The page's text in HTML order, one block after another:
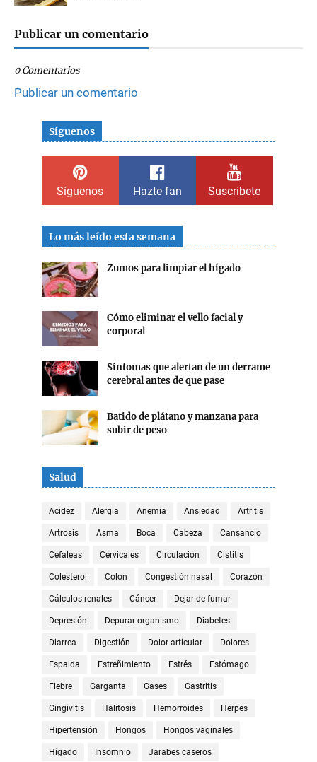
Publicar un comentario
0 Comentarios
Publicar un comentario
Síguenos
Síguenos Hazte fan Suscríbete
Lo más leído esta semana
Zumos para limpiar el hígado
Cómo eliminar el vello facial y
corporal
Síntomas que alertan de un derrame
cerebral antes de que pase
Batido de plátano y manzana para
subir de peso
Salud
Acidez Alergia Anemia Ansiedad Artritis
Artrosis Asma Boca Cabeza Cansancio
Cefaleas Cervicales Circulación Cistitis
Colesterol Colon Congestión nasal Corazón
Cálculos renales Cáncer Dejar de fumar
Depresión Depurar organismo Diabetes
Diarrea Digestión Dolor articular Dolores
Espalda Estreñimiento Estrés Estómago
Fiebre Garganta Gases Gastritis
Gingivitis Halitosis Hemorroides Herpes
Hipertensión Hongos Hongos vaginales
Hígado Insomnio Jarabes caseros